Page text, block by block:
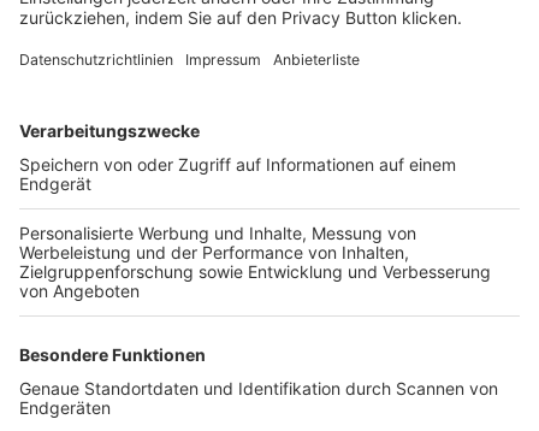
FOLGE DEM BFV
TOP-VEREINE
TOP-PARTNER